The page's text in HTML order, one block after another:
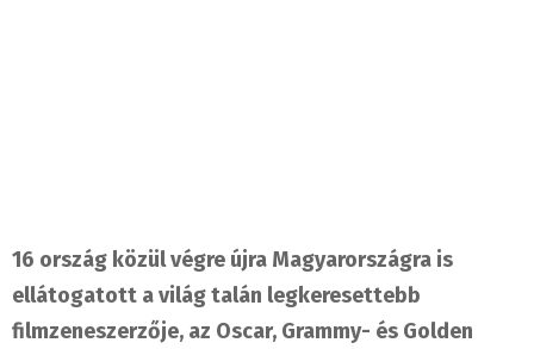
16 ország közül végre újra Magyarországra is
ellátogatott a világ talán legkeresettebb
filmzeneszerzője, az Oscar, Grammy- és Golden